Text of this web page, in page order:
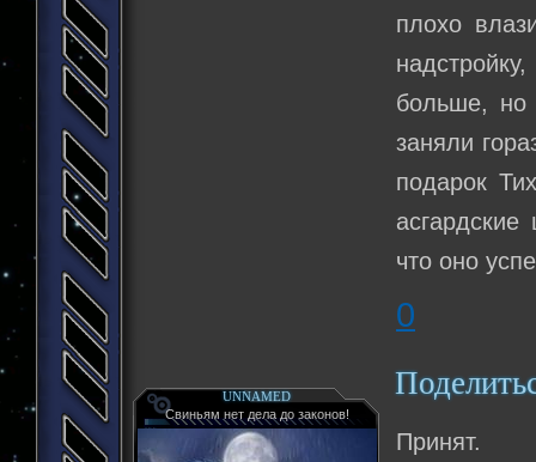
плохо
больше, но
заняли
подарок
что оно
0
UNNAMED
Свиньям нет дела до законов!
Принят.